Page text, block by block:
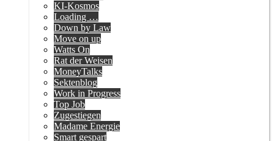
KI-Kosmos
Loading …
Down by Law
Move on up
Watts On
Rat der Weisen
MoneyTalks
Sektenblog
Work in Progress
Top Job
Zugestiegen
Madame Energie
Smart gespart